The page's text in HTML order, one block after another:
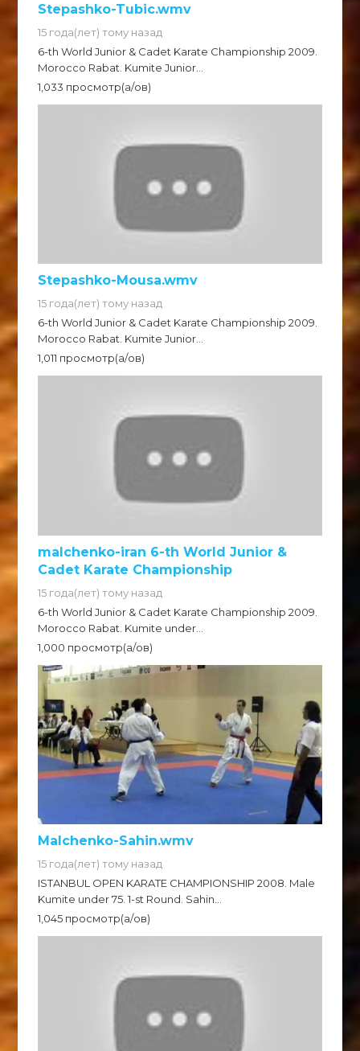
Stepashko-Tubic.wmv
15 года(лет) тому назад
6-th World Junior & Cadet Karate Championship 2009.
Morocco Rabat. Kumite Junior...
1,033 просмотр(а/ов)
Stepashko-Mousa.wmv
15 года(лет) тому назад
6-th World Junior & Cadet Karate Championship 2009.
Morocco Rabat. Kumite Junior...
1,011 просмотр(а/ов)
malchenko-iran 6-th World Junior &
Cadet Karate Championship
15 года(лет) тому назад
6-th World Junior & Cadet Karate Championship 2009.
Morocco Rabat. Kumite under...
1,000 просмотр(а/ов)
Malchenko-Sahin.wmv
15 года(лет) тому назад
ISTANBUL OPEN KARATE CHAMPIONSHIP 2008. Male
Kumite under 75. 1-st Round. Sahin...
1,045 просмотр(а/ов)